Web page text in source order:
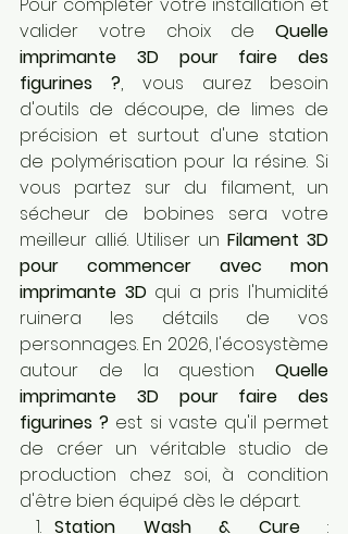
Pour compléter votre installation et
valider votre choix de Quelle
imprimante 3D pour faire des
figurines ?, vous aurez besoin
d'outils de découpe, de limes de
précision et surtout d'une station
de polymérisation pour la résine. Si
vous partez sur du filament, un
sécheur de bobines sera votre
meilleur allié. Utiliser un Filament 3D
pour commencer avec mon
imprimante 3D qui a pris l'humidité
ruinera les détails de vos
personnages. En 2026, l'écosystème
autour de la question Quelle
imprimante 3D pour faire des
figurines ? est si vaste qu'il permet
de créer un véritable studio de
production chez soi, à condition
d'être bien équipé dès le départ.
Station Wash & Cure :